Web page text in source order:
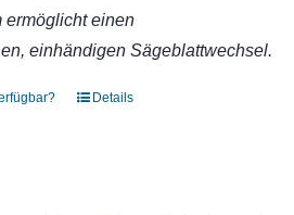
ermöglicht einen
einhändigen Sägeblattwechsel.
Details